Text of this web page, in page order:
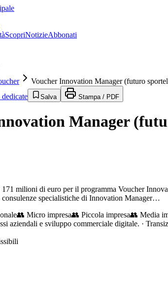
ScopriNotizieAbbonati
Voucher Innovation Manager (futuro
Salva Stampa / PDF
Manager
milioni di euro per il programma Voucher
consulenze specialistiche di Innovation Manager…
👥 Micro impresa👥 Piccola impresa👥 Media
aziendali e sviluppo commerciale digitale. ·